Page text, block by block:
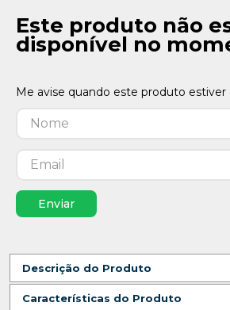
Este produto não
disponível no
Enviar
Descrição do Produto
Características do Produto